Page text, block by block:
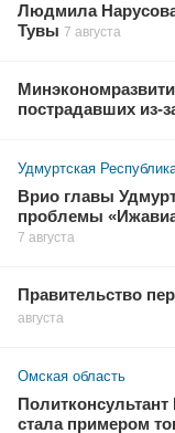
Людмила
Тувы 7 августа
пострадавших из-
Удмуртская
Врио главы
проблемы
7 августа
Правительство
августа
Омская область
стала примером